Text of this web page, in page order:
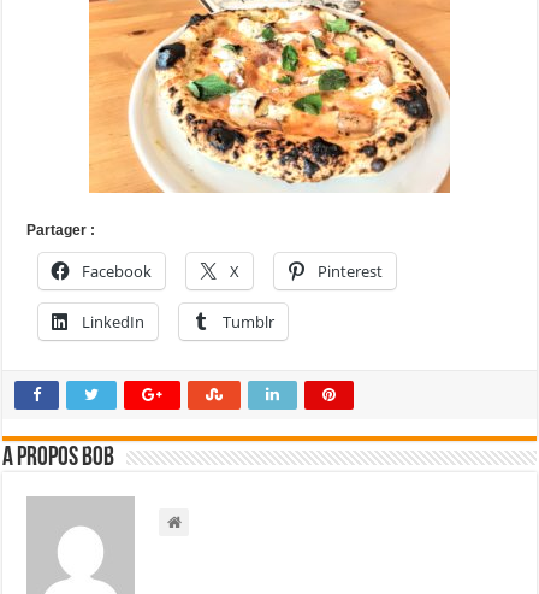
Partager :
Facebook X Pinterest
LinkedIn Tumblr
A propos bOb